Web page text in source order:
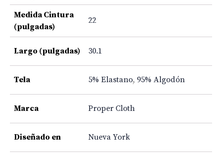
Medida Cintura
(pulgadas)
22
Largo (pulgadas) 30.1
Tela 5% Elastano, 95% Algodón
Marca Proper Cloth
Diseñado en Nueva York